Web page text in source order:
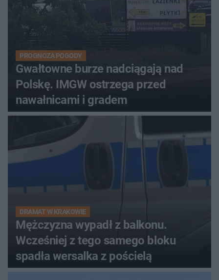
PROGNOZA POGODY
Gwałtowne burze nadciągają nad
Polskę. IMGW ostrzega przed
nawałnicami i gradem
DRAMAT W KRAKOWIE
Mężczyzna wypadł z balkonu.
Wcześniej z tego samego bloku
spadła wersalka z pościelą